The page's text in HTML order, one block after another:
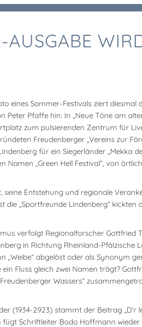
AUSGABE
eines Sommer-Festivals ziert
Peter Pfaffe hin: In „Neue Töne am
zum pulsierenden Zentrum für
Freudenberger „Vereins zur
für ein Siegerländer „Mekka
Namen „Green Hell Festival“, von
seine Entstehung und regionale
die „Sportfreunde Lindenberg“ kickten
verfolgt Regionalforscher Gottfried
in Richtung Rheinland-
„Weibe“ abgelöst oder als Synonym
Fluss gleich zwei Namen trägt?
Wassers“
(1934-2923) stammt der Beitrag „D’r
fügt Schriftleiter Bodo Hoffmann